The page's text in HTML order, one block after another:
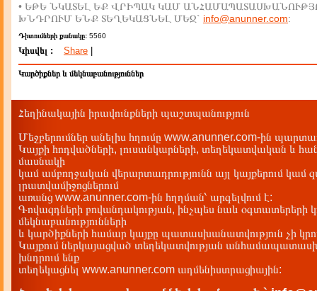
• ԵԹԵ ՆԿԱՏԵԼ ԵՔ ՎՐԻՊԱԿ ԿԱՄ
ԽՆԴՐՈՒՄ ԵՆՔ ՏԵՂԵԿԱՑՆԵԼ ՄԵԶ` info@anunner.com:
Դիտումների քանակը: 5560
Կիսվել : Share
Կարծիքներ և մեկնաբանություններ
Հեղինակային իրավունքների պաշտպանություն
Մեջբերումներ անելիս հղումը www.anunner.com-ին
Կայքի հոդվածների, լուսանկարների, տեղեկատվական և
մասնակի
կամ ամբողջական վերարտադրությունն այլ կայքերում կամ
լրատվամիջոցներում
առանց www.anunner.com-ին հղղման՝ արգելվում է:
Գովազդների բովանդակության, ինչպես նաև օգտատերերի
մեկնաբանությունների
և կարծիքների համար կայքը պատասխանատվություն չի
Կայքում ներկայացված տեղեկատվության
խնդրում ենք
տեղեկացնել www.anunner.com ադմենիստրացիային: